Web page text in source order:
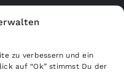
zu verbessern und ein
auf “Ok” stimmst Du der